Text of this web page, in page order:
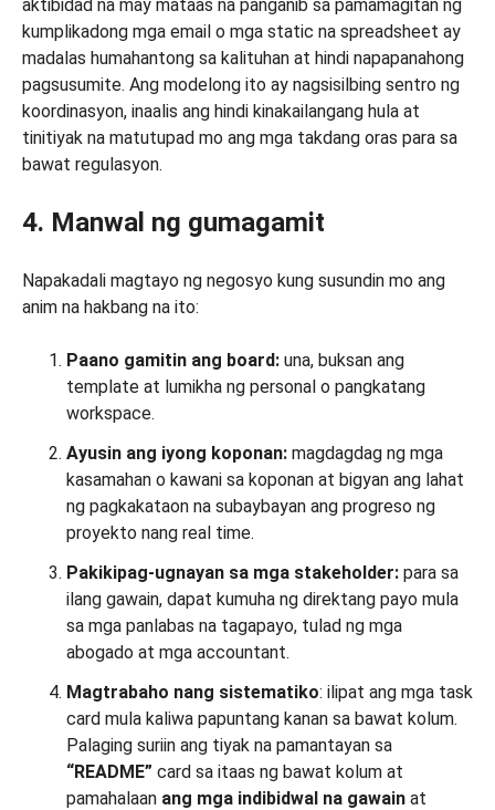
aktibidad na may mataas na panganib sa pamamagitan ng
kumplikadong mga email o mga static na spreadsheet ay
madalas humahantong sa kalituhan at hindi napapanahong
pagsusumite. Ang modelong ito ay nagsisilbing sentro ng
koordinasyon, inaalis ang hindi kinakailangang hula at
tinitiyak na matutupad mo ang mga takdang oras para sa
bawat regulasyon.
4. Manwal ng gumagamit
Napakadali magtayo ng negosyo kung susundin mo ang
anim na hakbang na ito:
Paano gamitin ang board: una, buksan ang
template at lumikha ng personal o pangkatang
workspace.
Ayusin ang iyong koponan: magdagdag ng mga
kasamahan o kawani sa koponan at bigyan ang lahat
ng pagkakataon na subaybayan ang progreso ng
proyekto nang real time.
Pakikipag-ugnayan sa mga stakeholder: para sa
ilang gawain, dapat kumuha ng direktang payo mula
sa mga panlabas na tagapayo, tulad ng mga
abogado at mga accountant.
Magtrabaho nang sistematiko: ilipat ang mga task
card mula kaliwa papuntang kanan sa bawat kolum.
Palaging suriin ang tiyak na pamantayan sa
“README” card sa itaas ng bawat kolum at
pamahalaan ang mga indibidwal na gawain at